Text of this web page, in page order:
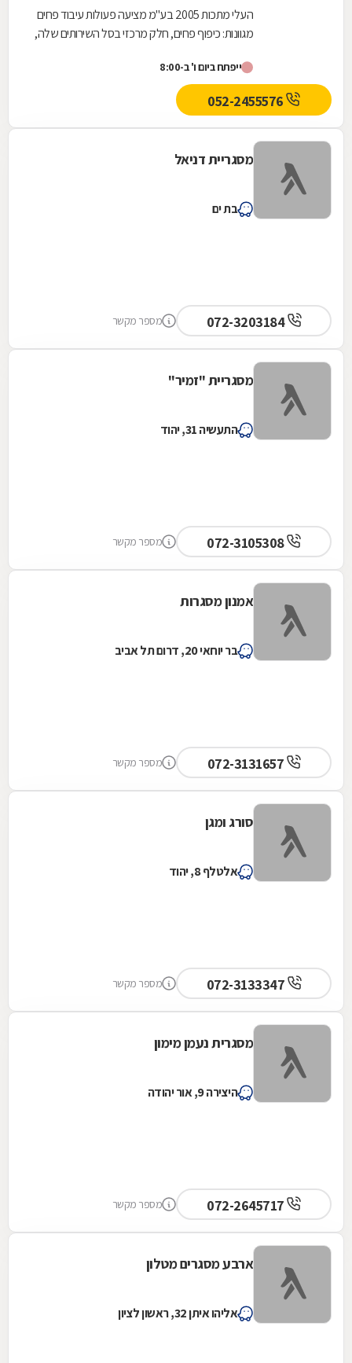
העלי מתכות 2005 בע''מ מציעה פעולות עיבוד פחים
מגוונות: כיפוף פחים, חלק מרכזי בסל השירותים שלה,
20...ייפתח ביום ו' ב-8:00
מסגריית דניאל
בת ים
072-3203184 מספר מקשר
מסגריית "זמיר"
התעשיה 31, יהוד
072-3105308 מספר מקשר
אמנון מסגרות
בר יוחאי 20, דרום תל אביב
מספר מקשר
סורג ומגן
אלטלף 8, יהוד
מספר מקשר
מסגרית נעמן מימון
היצירה 9, אור יהודה
מספר מקשר
ארבע מסגרים מטלון
אליהו איתן 32, ראשון לציון